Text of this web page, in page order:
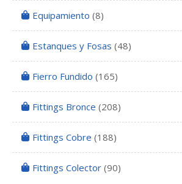
Equipamiento (8)
Estanques y Fosas (48)
Fierro Fundido (165)
Fittings Bronce (208)
Fittings Cobre (188)
Fittings Colector (90)